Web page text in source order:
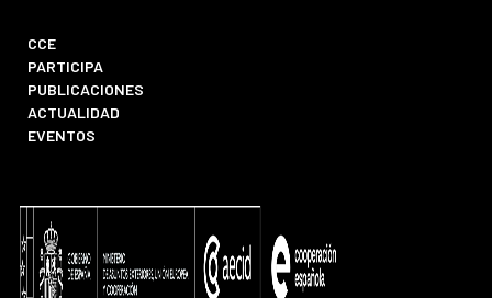
CCE
PARTICIPA
PUBLICACIONES
ACTUALIDAD
EVENTOS